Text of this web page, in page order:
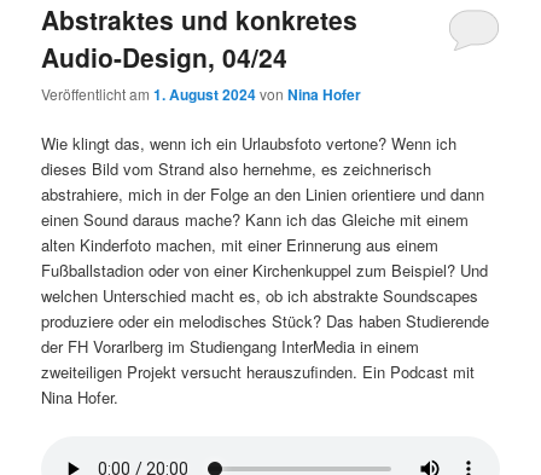
Abstraktes und konkretes
Audio-Design, 04/24
Veröffentlicht am1. August 2024vonNina Hofer
Wie klingt das, wenn ich ein Urlaubsfoto vertone? Wenn ich
dieses Bild vom Strand also hernehme, es zeichnerisch
abstrahiere, mich in der Folge an den Linien orientiere und dann
einen Sound daraus mache? Kann ich das Gleiche mit einem
alten Kinderfoto machen, mit einer Erinnerung aus einem
Fußballstadion oder von einer Kirchenkuppel zum Beispiel? Und
welchen Unterschied macht es, ob ich abstrakte Soundscapes
produziere oder ein melodisches Stück? Das haben Studierende
der FH Vorarlberg im Studiengang InterMedia in einem
zweiteiligen Projekt versucht herauszufinden. Ein Podcast mit
Nina Hofer.